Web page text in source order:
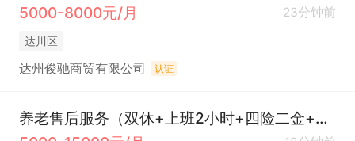
5000-8000元/月
23分钟前
达川区
达州俊驰商贸有限公司 认证
养老售后服务（双休+上班2小时+四险二金+旅游+节日休）